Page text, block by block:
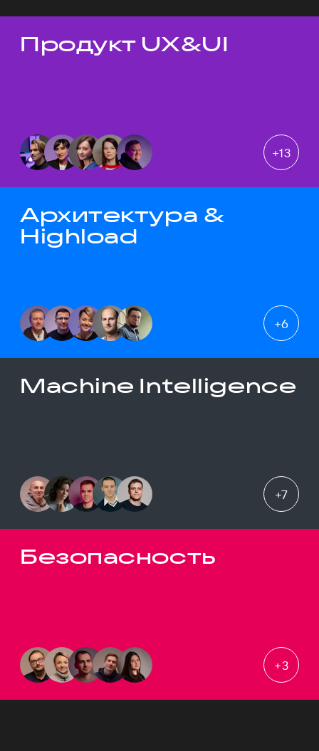
Темы докладов
Продукт UX&UI
+13
Архитектура &
Highload
+6
Machine Intelligence
+7
Безопасность
+3